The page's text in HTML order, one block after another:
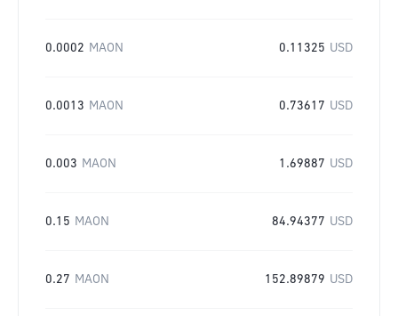
0.0002 MAON 0.11325 USD
0.0013 MAON 0.73617 USD
0.003 MAON 1.69887 USD
0.15 MAON 84.94377 USD
0.27 MAON 152.89879 USD